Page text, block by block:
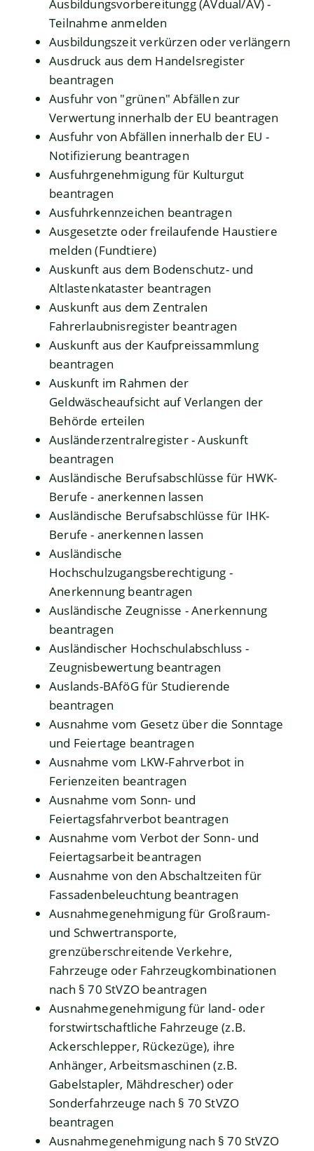
Ausbildungsvorbereitungg (AVdual/AV) -
Teilnahme anmelden
Ausbildungszeit verkürzen oder verlängern
Ausdruck aus dem Handelsregister
beantragen
Ausfuhr von "grünen" Abfällen zur
Verwertung innerhalb der EU beantragen
Ausfuhr von Abfällen innerhalb der EU -
Notifizierung beantragen
Ausfuhrgenehmigung für Kulturgut
beantragen
Ausfuhrkennzeichen beantragen
Ausgesetzte oder freilaufende Haustiere
melden (Fundtiere)
Auskunft aus dem Bodenschutz- und
Altlastenkataster beantragen
Auskunft aus dem Zentralen
Fahrerlaubnisregister beantragen
Auskunft aus der Kaufpreissammlung
beantragen
Auskunft im Rahmen der
Geldwäscheaufsicht auf Verlangen der
Behörde erteilen
Ausländerzentralregister - Auskunft
beantragen
Ausländische Berufsabschlüsse für HWK-
Berufe - anerkennen lassen
Ausländische Berufsabschlüsse für IHK-
Berufe - anerkennen lassen
Ausländische
Hochschulzugangsberechtigung -
Anerkennung beantragen
Ausländische Zeugnisse - Anerkennung
beantragen
Ausländischer Hochschulabschluss -
Zeugnisbewertung beantragen
Auslands-BAföG für Studierende
beantragen
Ausnahme vom Gesetz über die Sonntage
und Feiertage beantragen
Ausnahme vom LKW-Fahrverbot in
Ferienzeiten beantragen
Ausnahme vom Sonn- und
Feiertagsfahrverbot beantragen
Ausnahme vom Verbot der Sonn- und
Feiertagsarbeit beantragen
Ausnahme von den Abschaltzeiten für
Fassadenbeleuchtung beantragen
Ausnahmegenehmigung für Großraum-
und Schwertransporte,
grenzüberschreitende Verkehre,
Fahrzeuge oder Fahrzeugkombinationen
nach § 70 StVZO beantragen
Ausnahmegenehmigung für land- oder
forstwirtschaftliche Fahrzeuge (z.B.
Ackerschlepper, Rückezüge), ihre
Anhänger, Arbeitsmaschinen (z.B.
Gabelstapler, Mähdrescher) oder
Sonderfahrzeuge nach § 70 StVZO
beantragen
Ausnahmegenehmigung nach § 70 StVZO